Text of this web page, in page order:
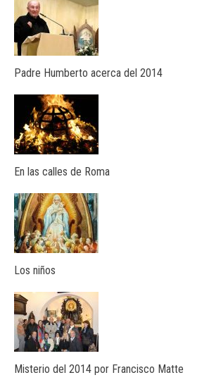
Padre Humberto acerca del 2014
En las calles de Roma
Los niños
Misterio del 2014 por Francisco Matte